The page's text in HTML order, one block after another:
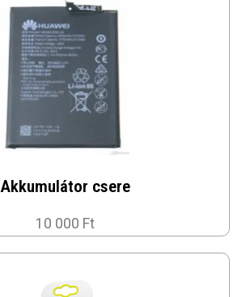
Akkumulátor csere
10 000 Ft